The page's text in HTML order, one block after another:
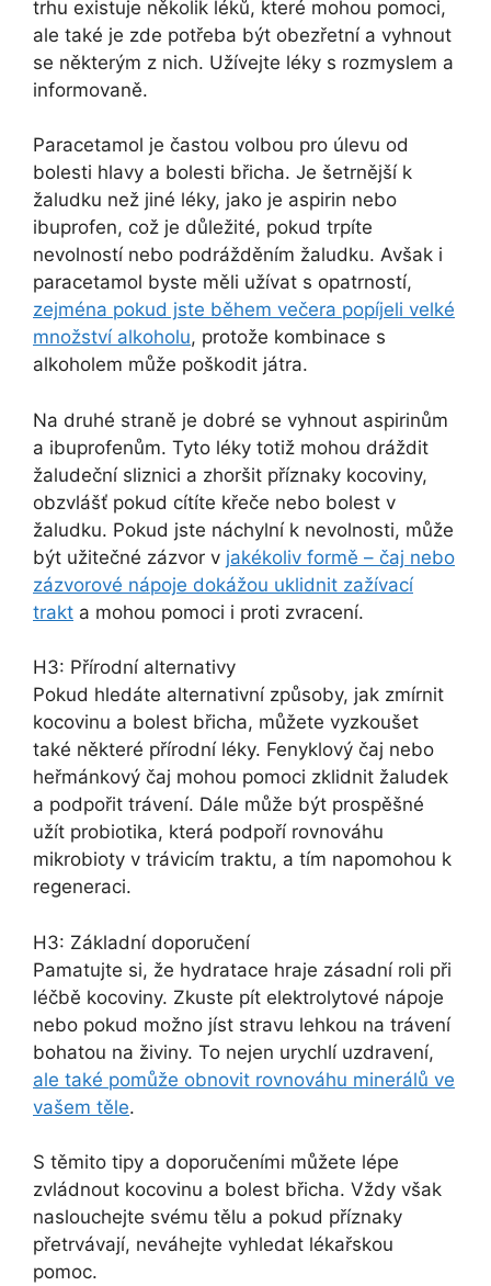
trhu existuje několik léků, které mohou pomoci,
ale také je zde potřeba být obezřetní a vyhnout
se některým z nich. Užívejte léky s rozmyslem a
informovaně.
Paracetamol je častou volbou pro úlevu od
bolesti hlavy a bolesti břicha. Je šetrnější k
žaludku než jiné léky, jako je aspirin nebo
ibuprofen, což je důležité, pokud trpíte
nevolností nebo podrážděním žaludku. Avšak i
paracetamol byste měli užívat s opatrností,
zejména pokud jste během večera popíjeli velké
množství alkoholu, protože kombinace s
alkoholem může poškodit játra.
Na druhé straně je dobré se vyhnout aspirinům
a ibuprofenům. Tyto léky totiž mohou dráždit
žaludeční sliznici a zhoršit příznaky kocoviny,
obzvlášť pokud cítíte křeče nebo bolest v
žaludku. Pokud jste náchylní k nevolnosti, může
být užitečné zázvor v jakékoliv formě – čaj nebo
zázvorové nápoje dokážou uklidnit zažívací
trakt a mohou pomoci i proti zvracení.
H3: Přírodní alternativy
Pokud hledáte alternativní způsoby, jak zmírnit
kocovinu a bolest břicha, můžete vyzkoušet
také některé přírodní léky. Fenyklový čaj nebo
heřmánkový čaj mohou pomoci zklidnit žaludek
a podpořit trávení. Dále může být prospěšné
užít probiotika, která podpoří rovnováhu
mikrobioty v trávicím traktu, a tím napomohou k
regeneraci.
H3: Základní doporučení
Pamatujte si, že hydratace hraje zásadní roli při
léčbě kocoviny. Zkuste pít elektrolytové nápoje
nebo pokud možno jíst stravu lehkou na trávení
bohatou na živiny. To nejen urychlí uzdravení,
ale také pomůže obnovit rovnováhu minerálů ve
vašem těle.
S těmito tipy a doporučeními můžete lépe
zvládnout kocovinu a bolest břicha. Vždy však
naslouchejte svému tělu a pokud příznaky
přetrvávají, neváhejte vyhledat lékařskou
pomoc.